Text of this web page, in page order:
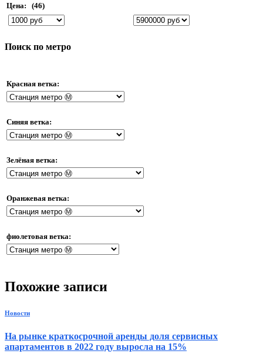
Цена: (46)
Поиск по метро
Красная ветка:
Синяя ветка:
Зелёная ветка:
Оранжевая ветка:
фиолетовая ветка:
Похожие записи
Новости
На рынке краткосрочной аренды доля сервисных
апартаментов в 2022 году выросла на 15%